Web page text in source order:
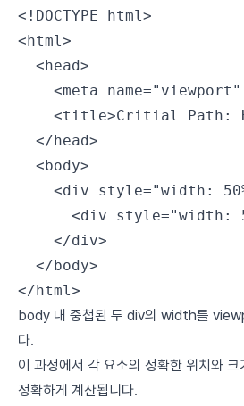
<! DOCTYPE html >
<html >
  <
head>
    <
meta name="viewport"
    <
title>Critial Path:
  </
head>
  <
body>
    <
div style="width:
      <
div style="width:
    </
div>
  </
body>
</html >
body 내 중첩된 두 div의 width를
다.
이 과정에서 각 요소의 정확한 위치와
정확하게 계산됩니다.